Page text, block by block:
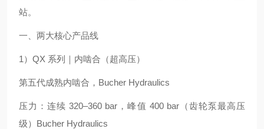
站。
一、两大核心产品线
1）QX 系列｜内啮合（超高压）
第五代成熟内啮合，Bucher Hydraulics
压力：连续 320–360 bar，峰值 400 bar（齿轮泵最高压
级）Bucher Hydraulics